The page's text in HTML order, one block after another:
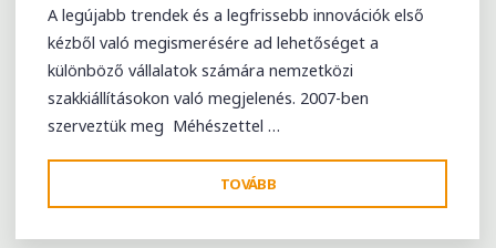
A legújabb trendek és a legfrissebb innovációk első
kézből való megismerésére ad lehetőséget a
különböző vállalatok számára nemzetközi
szakkiállításokon való megjelenés. 2007-ben
szerveztük meg Méhészettel …
TOVÁBB
29.
NEMZETKÖZI